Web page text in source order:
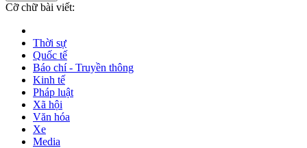
Cỡ chữ bài viết:
Thời sự
Quốc tế
Báo chí - Truyền thông
Kinh tế
Pháp luật
Xã hội
Văn hóa
Xe
Media